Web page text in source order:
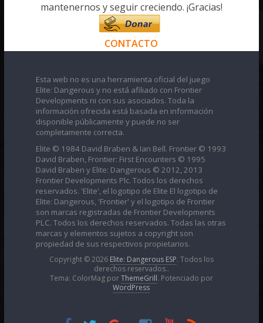
mantenernos y seguir creciendo. ¡Gracias!
CONTACTO
Esta web no es una herramienta oficial del juego
Elite: Dangerous y no está afiliado con Frontier
Developments ni con sus asociados. Toda la
información ofrecida está basada en información
disponible públicamente y puede no ser
completamente correcta.
Elite © 1984 David Braben & Ian Bell. Frontier © 1993
David Braben, Frontier: First Encounters © 1995
David Braben y Elite: Dangerous © 2012, 2013
Frontier Developments Plc. Todos los derechos
reservados. 'Elite', el logotipo de Elite El logotipo de
Elite: Dangerous, 'Frontier' y el logotipo de Frontier
son marcas registradas de Frontier Developments
PLC. Todos los derechos reservados. Todas las otras
marcas y elementos sujetos a copyright son
propiedad de sus respectivos propietarios.
Copyright © 2026 Elite: Dangerous ESP. Todos los
derechos reservados..
Tema: ColorMag porThemeGrill. Potenciado por
WordPress